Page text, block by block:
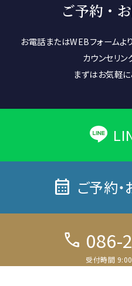
ご予約・
お電話またはWEBフォームよ
カウンセリン
まずはお気軽に
calendar_month ご予約
call 086-
受付時間